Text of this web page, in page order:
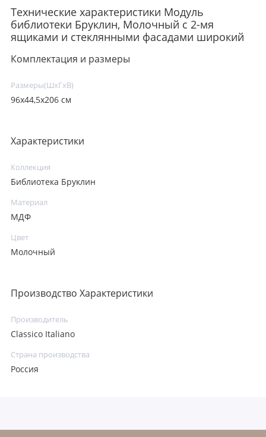
Технические характеристики Модуль
библиотеки Бруклин, Молочный с 2-мя
ящиками и стеклянными фасадами широкий
Комплектация и размеры
Размеры(ШxГxВ)
96х44,5х206 см
Характеристики
Коллекция
Библиотека Бруклин
Материал
МДФ
Цвет
Молочный
Производство Характеристики
Производитель
Classico Italiano
Страна производства
Россия